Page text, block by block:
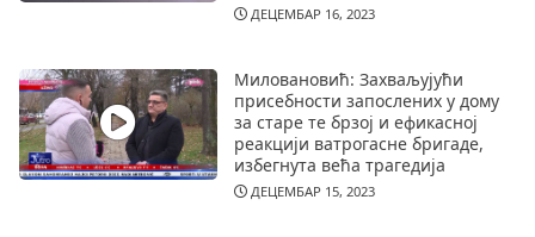
ДЕЦЕМБАР 16, 2023
Миловановић: Захваљујући
присебности запослених у дому
за старе те брзој и ефикасној
реакцији ватрогасне бригаде,
избегнута већа трагедија
ДЕЦЕМБАР 15, 2023